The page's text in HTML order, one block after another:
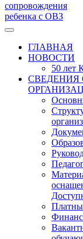
сопровождения
ребенка с ОВЗ
ГЛАВНАЯ
НОВОСТИ
50 лет
СВЕДЕНИЯ